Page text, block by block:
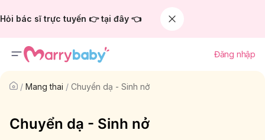
Hỏi bác sĩ trực tuyến 👉 tại đây 👈
Đăng nhập
/ Mang thai / Chuyển dạ - Sinh nở
Chuyển dạ - Sinh nở